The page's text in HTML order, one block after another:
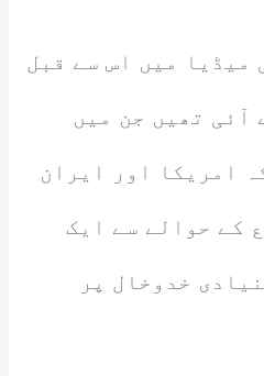
میڈیا میں اس سے قبل
آئی تھیں جن میں
امریکا اور ایران
کے حوالے سے ایک
خدوخال پر